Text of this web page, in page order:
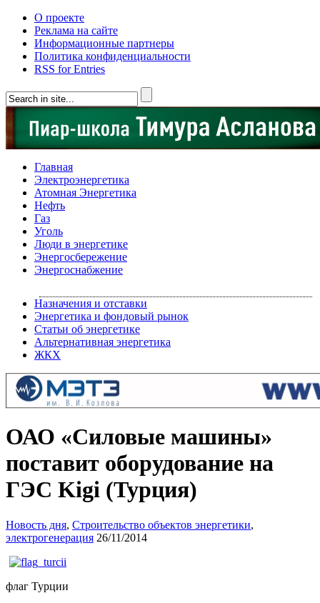
О проекте
Реклама на сайте
Информационные партнеры
Политика конфиденциальности
RSS for Entries
Главная
Электроэнергетика
Атомная Энергетика
Нефть
Газ
Уголь
Люди в энергетике
Энергосбережение
Энергоснабжение
Назначения и отставки
Энергетика и фондовый рынок
Статьи об энергетике
Альтернативная энергетика
ЖКХ
ОАО «Силовые машины»
поставит оборудование на
ГЭС Kigi (Турция)
Новость дня, Строительство объектов энергетики,
электрогенерация 26/11/2014
флаг Турции